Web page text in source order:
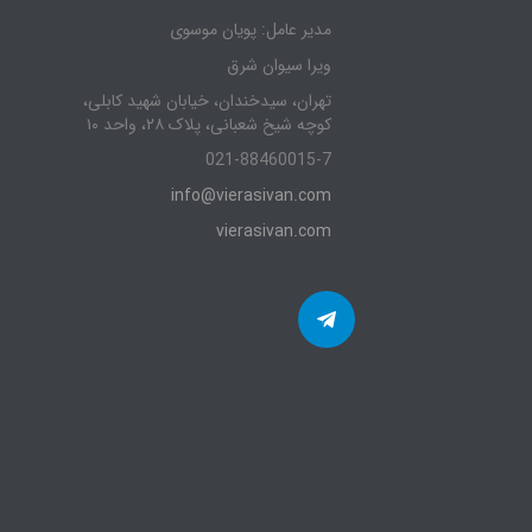
مدیر عامل: پویان موسوی
ویرا سیوان شرق
تهران، سیدخندان، خیابان شهید کابلی،
کوچه شیخ شعبانی، پلاک ۲۸، واحد ۱۰
021-88460015-7
info@vierasivan.com
vierasivan.com